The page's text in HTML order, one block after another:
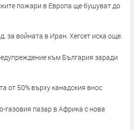
пожари в Европа ще бушуват до
за войната в Иран. Хегсет иска още.
към България заради
от 50% върху канадския внос
газовия пазар в Африка с нова